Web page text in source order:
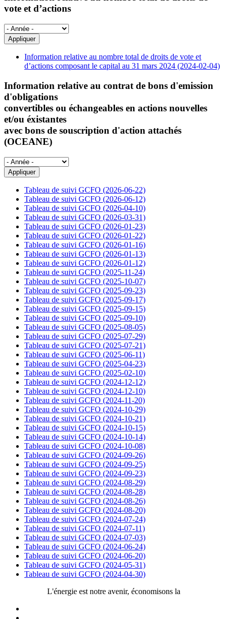
vote et d’actions
Information relative au nombre total de droits de vote et
d’actions composant le capital au 31 mars 2024 (2024-02-04)
Information relative au contrat de bons d'emission
d'obligations
convertibles ou échangeables en actions nouvelles
et/ou éxistantes
avec bons de souscription d'action attachés
(OCEANE)
Tableau de suivi GCFO (2026-06-22)
Tableau de suivi GCFO (2026-06-12)
Tableau de suivi GCFO (2026-04-10)
Tableau de suivi GCFO (2026-03-31)
Tableau de suivi GCFO (2026-01-23)
Tableau de suivi GCFO (2026-01-22)
Tableau de suivi GCFO (2026-01-16)
Tableau de suivi GCFO (2026-01-13)
Tableau de suivi GCFO (2026-01-12)
Tableau de suivi GCFO (2025-11-24)
Tableau de suivi GCFO (2025-10-07)
Tableau de suivi GCFO (2025-09-23)
Tableau de suivi GCFO (2025-09-17)
Tableau de suivi GCFO (2025-09-15)
Tableau de suivi GCFO (2025-09-10)
Tableau de suivi GCFO (2025-08-05)
Tableau de suivi GCFO (2025-07-29)
Tableau de suivi GCFO (2025-07-21)
Tableau de suivi GCFO (2025-06-11)
Tableau de suivi GCFO (2025-04-23)
Tableau de suivi GCFO (2025-02-10)
Tableau de suivi GCFO (2024-12-12)
Tableau de suivi GCFO (2024-12-10)
Tableau de suivi GCFO (2024-11-20)
Tableau de suivi GCFO (2024-10-29)
Tableau de suivi GCFO (2024-10-21)
Tableau de suivi GCFO (2024-10-15)
Tableau de suivi GCFO (2024-10-14)
Tableau de suivi GCFO (2024-10-08)
Tableau de suivi GCFO (2024-09-26)
Tableau de suivi GCFO (2024-09-25)
Tableau de suivi GCFO (2024-09-23)
Tableau de suivi GCFO (2024-08-29)
Tableau de suivi GCFO (2024-08-28)
Tableau de suivi GCFO (2024-08-26)
Tableau de suivi GCFO (2024-08-20)
Tableau de suivi GCFO (2024-07-24)
Tableau de suivi GCFO (2024-07-11)
Tableau de suivi GCFO (2024-07-03)
Tableau de suivi GCFO (2024-06-24)
Tableau de suivi GCFO (2024-06-20)
Tableau de suivi GCFO (2024-05-31)
Tableau de suivi GCFO (2024-04-30)
L'énergie est notre avenir, économisons la